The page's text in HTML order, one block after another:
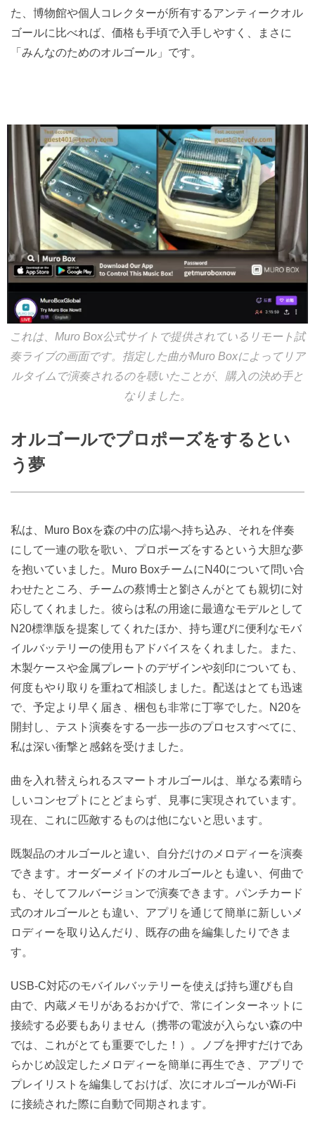
た、博物館や個人コレクターが所有するアンティークオル
ゴールに比べれば、価格も手頃で入手しやすく、まさに
「みんなのためのオルゴール」です。
これは、Muro Box公式サイトで提供されているリモート試
奏ライブの画面です。指定した曲がMuro Boxによってリア
ルタイムで演奏されるのを聴いたことが、購入の決め手と
なりました。
オルゴールでプロポーズをするとい
う夢
私は、Muro Boxを森の中の広場へ持ち込み、それを伴奏
にして一連の歌を歌い、プロポーズをするという大胆な夢
を抱いていました。Muro BoxチームにN40について問い合
わせたところ、チームの蔡博士と劉さんがとても親切に対
応してくれました。彼らは私の用途に最適なモデルとして
N20標準版を提案してくれたほか、持ち運びに便利なモバ
イルバッテリーの使用もアドバイスをくれました。また、
木製ケースや金属プレートのデザインや刻印についても、
何度もやり取りを重ねて相談しました。配送はとても迅速
で、予定より早く届き、梱包も非常に丁寧でした。N20を
開封し、テスト演奏をする一歩一歩のプロセスすべてに、
私は深い衝撃と感銘を受けました。
曲を入れ替えられるスマートオルゴールは、単なる素晴ら
しいコンセプトにとどまらず、見事に実現されています。
現在、これに匹敵するものは他にないと思います。
既製品のオルゴールと違い、自分だけのメロディーを演奏
できます。オーダーメイドのオルゴールとも違い、何曲で
も、そしてフルバージョンで演奏できます。パンチカード
式のオルゴールとも違い、アプリを通じて簡単に新しいメ
ロディーを取り込んだり、既存の曲を編集したりできま
す。
USB-C対応のモバイルバッテリーを使えば持ち運びも自
由で、内蔵メモリがあるおかげで、常にインターネットに
接続する必要もありません（携帯の電波が入らない森の中
では、これがとても重要でした！）。ノブを押すだけであ
らかじめ設定したメロディーを簡単に再生でき、アプリで
プレイリストを編集しておけば、次にオルゴールがWi-Fi
に接続された際に自動で同期されます。